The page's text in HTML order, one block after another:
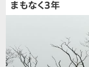
まもなく3年